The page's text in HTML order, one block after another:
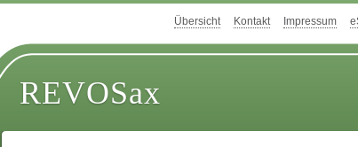
Übersicht Kontakt Impressum
REVOSax